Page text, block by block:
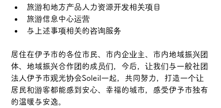
旅游和地方产品人力资源开发相关项目
旅游信息中心运营
与上述事项相关的咨询服务
居住在伊予市的各位市民、市内企业主、市内地域振兴团
体、地域振兴合作团的成员们，今后，让我们与一般社团
法人伊予市观光协会Soleil一起，共同努力，打造一个让
居民和游客都能感到安心、幸福的城市，感受伊予市独有
的温暖与安逸。